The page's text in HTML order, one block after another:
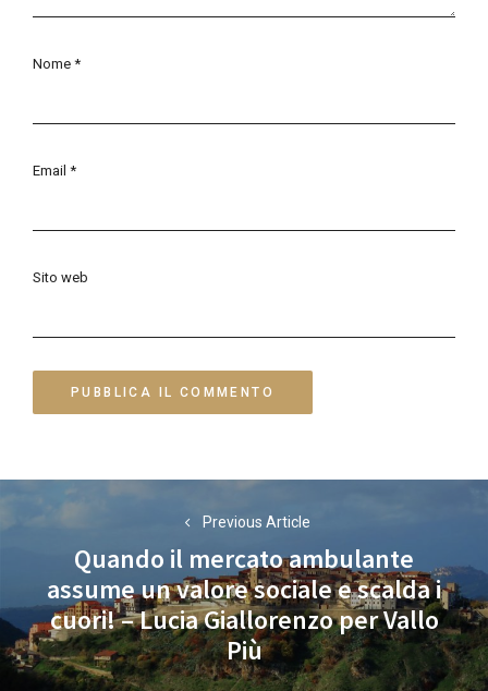
Nome *
Email *
Sito web
Navigazione
articoli
Previous Article
Previous
post:
Quando il mercato ambulante
assume un valore sociale e scalda i
cuori! – Lucia Giallorenzo per Vallo
Più